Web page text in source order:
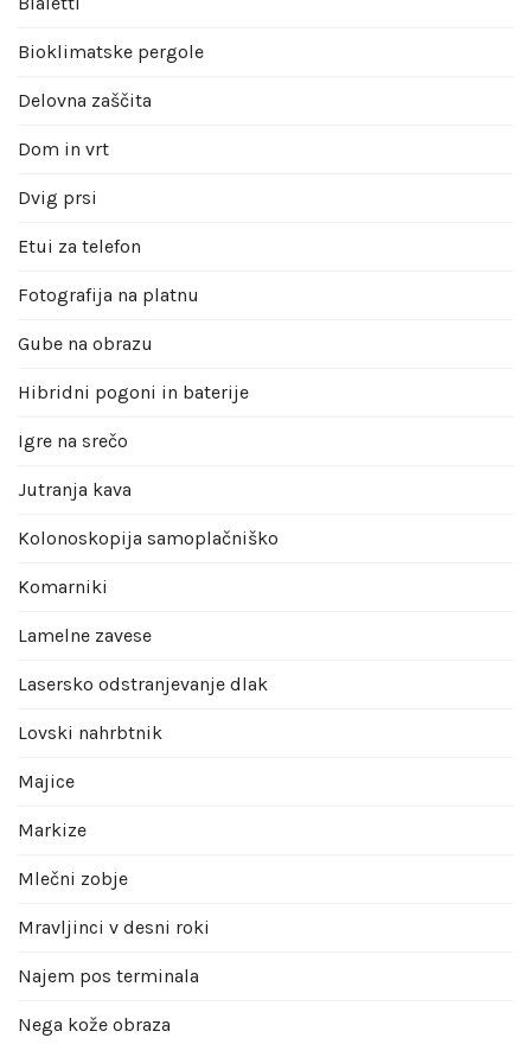
Bioklimatske pergole
Delovna zaščita
Dom in vrt
Dvig prsi
Etui za telefon
Fotografija na platnu
Gube na obrazu
Hibridni pogoni in baterije
Igre na srečo
Jutranja kava
Kolonoskopija samoplačniško
Komarniki
Lamelne zavese
Lasersko odstranjevanje dlak
Lovski nahrbtnik
Majice
Markize
Mlečni zobje
Mravljinci v desni roki
Najem pos terminala
Nega kože obraza